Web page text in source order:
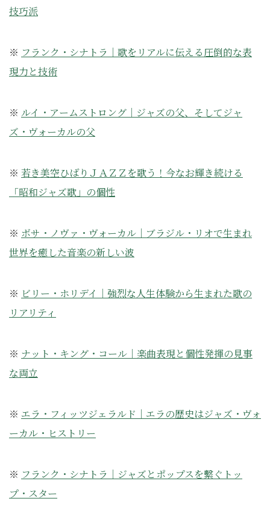
技巧派
※ フランク・シナトラ｜歌をリアルに伝える圧倒的な表
現力と技術
※ ルイ・アームストロング｜ジャズの父、そしてジャ
ズ・ヴォーカルの父
※ 若き美空ひばりＪＡＺＺを歌う！今なお輝き続ける
「昭和ジャズ歌」の個性
※ ボサ・ノヴァ・ヴォーカル｜ブラジル・リオで生まれ
世界を癒した音楽の新しい波
※ ビリー・ホリデイ｜強烈な人生体験から生まれた歌の
リアリティ
※ ナット・キング・コール｜楽曲表現と個性発揮の見事
な両立
※ エラ・フィッツジェラルド｜エラの歴史はジャズ・ヴォ
ーカル・ヒストリー
※ フランク・シナトラ｜ジャズとポップスを繫ぐトッ
プ・スター